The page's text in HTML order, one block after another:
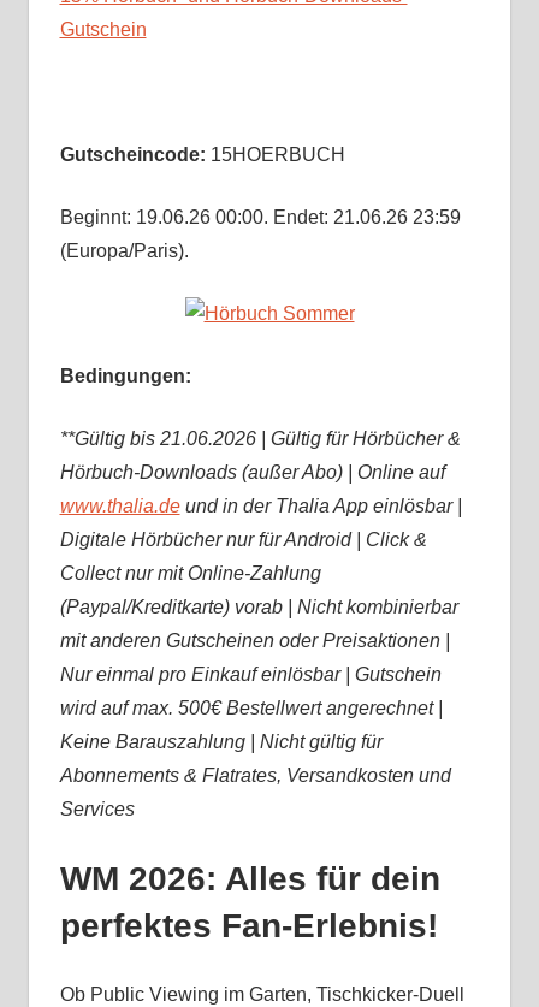
Gutschein
Gutscheincode: 15HOERBUCH
Beginnt: 19.06.26 00:00. Endet: 21.06.26 23:59
(Europa/Paris).
Bedingungen:
**Gültig bis 21.06.2026 | Gültig für Hörbücher &
Hörbuch-Downloads (außer Abo) | Online auf
www.thalia.deund in der Thalia App einlösbar |
Digitale Hörbücher nur für Android | Click &
Collect nur mit Online-Zahlung
(Paypal/Kreditkarte) vorab | Nicht kombinierbar
mit anderen Gutscheinen oder Preisaktionen |
Nur einmal pro Einkauf einlösbar | Gutschein
wird auf max. 500€ Bestellwert angerechnet |
Keine Barauszahlung | Nicht gültig für
Abonnements & Flatrates, Versandkosten und
Services
WM 2026: Alles für dein
perfektes Fan-Erlebnis!
Ob Public Viewing im Garten, Tischkicker-Duell